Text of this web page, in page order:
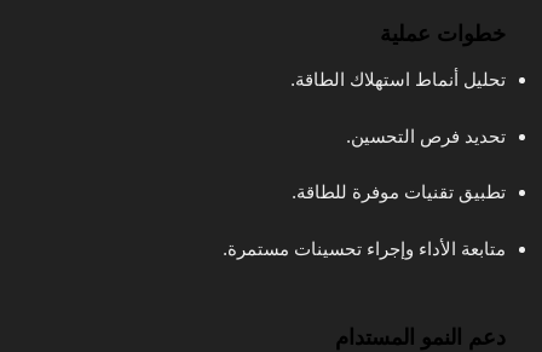
خطوات عملية
تحليل أنماط استهلاك الطاقة.
تحديد فرص التحسين.
تطبيق تقنيات موفرة للطاقة.
متابعة الأداء وإجراء تحسينات مستمرة.
دعم النمو المستدام